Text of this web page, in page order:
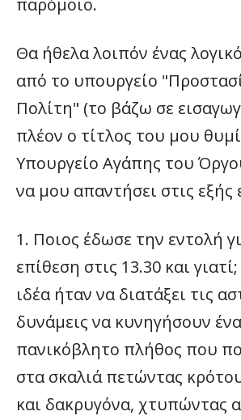
παρόμοιο.
Θα ήθελα λοιπόν ένας
από το υπουργείο
Πολίτη" (το βάζω σε
πλέον ο τίτλος του μου
Υπουργείο Αγάπης του
να μου απαντήσει στις εξής
1. Ποιος έδωσε την εντολή
επίθεση στις 13.30 και
ιδέα ήταν να διατάξει τις
δυνάμεις να κυνηγήσουν ένα
πανικόβλητο πλήθος που
στα σκαλιά πετώντας
και δακρυγόνα, χτυπώντας